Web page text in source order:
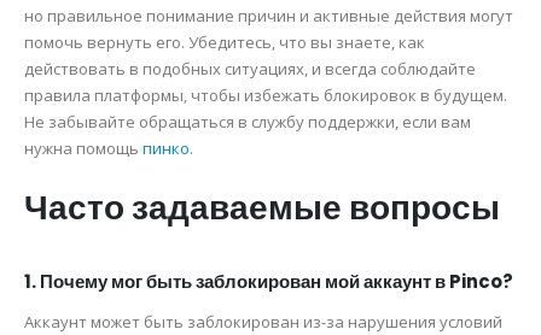
но правильное понимание причин и активные действия могут
помочь вернуть его. Убедитесь, что вы знаете, как
действовать в подобных ситуациях, и всегда соблюдайте
правила платформы, чтобы избежать блокировок в будущем.
Не забывайте обращаться в службу поддержки, если вам
нужна помощь пинко.
Часто задаваемые вопросы
1. Почему мог быть заблокирован мой аккаунт в Pinco?
Аккаунт может быть заблокирован из-за нарушения условий